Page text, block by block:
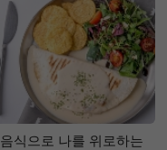
음식으로 나를 위로하는